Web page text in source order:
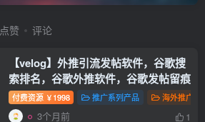
点赞 评论
【velog】外推引流发帖软件，谷歌搜
索排名，谷歌外推软件，谷歌发帖留痕
付费资源 ￥ 1998 推广系列产品 海外推广
3个月前 1